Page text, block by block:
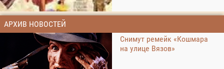
АРХИВ НОВОСТЕЙ
Снимут ремейк «Кошмара
на улице Вязов»